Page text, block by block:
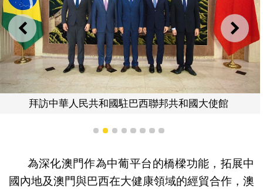
上一則 下一
拜訪中華人民共和國駐巴西聯邦共和國大使館
1 2 3 4 5 6 7 8
為深化澳門作為中葡平台的橋樑功能，拓展中
國內地及澳門與巴西在大健康領域的經貿合作，澳